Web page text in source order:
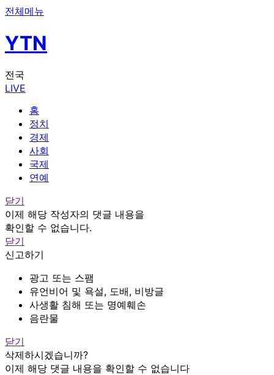
전체메뉴
YTN
전국
LIVE
홈
정치
경제
사회
국제
연예
닫기
이제 해당 작성자의 댓글 내용을
확인할 수 없습니다.
닫기
신고하기
광고 또는 스팸
유언비어 및 욕설, 도배, 비방글
사생활 침해 또는 명예훼손
음란물
닫기
삭제하시겠습니까?
이제 해당 댓글 내용을 확인할 수 없습니다